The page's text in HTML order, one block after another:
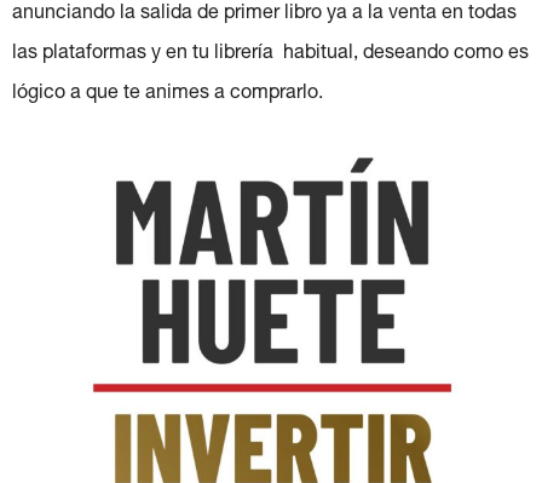
anunciando la salida de primer libro ya a la venta en todas
las plataformas y en tu librería habitual, deseando como es
lógico a que te animes a comprarlo.